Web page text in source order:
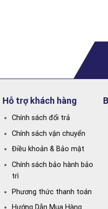
Hỗ trợ khách hàng
Chính sách đổi trả
Chính sách vận chuyển
Điều khoản & Bảo mật
Chính sách bảo hành bảo
trì
Phương thức thanh toán